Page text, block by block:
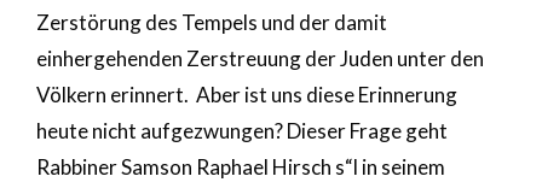
Zerstörung des Tempels und der damit
einhergehenden Zerstreuung der Juden unter den
Völkern erinnert. Aber ist uns diese Erinnerung
heute nicht aufgezwungen? Dieser Frage geht
Rabbiner Samson Raphael Hirsch s“l in seinem